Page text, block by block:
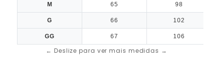
M 65 98
G 66 102
GG 67 106
← Deslize para ver mais medidas →